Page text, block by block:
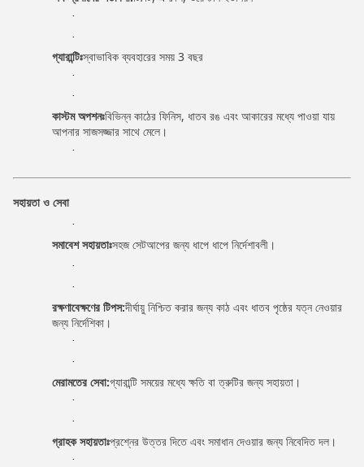
·
·
গ্যারান্টিঃস্বাভাবিক ব্যবহারের সময় 3 বছর
·
·
কাস্টম অপশনঃবিভিন্ন কাঠের ফিনিস, ধাতব রঙ এবং আকারের মধ্যে পাওয়া যায়
আপনার সাজসজ্জার সাথে মেলে।
·
সহায়তা ও সেবা
·
সমাবেশ সহায়তাঃসহজ সেটআপের জন্য ধাপে ধাপে নির্দেশাবলী।
·
·
রক্ষণাবেক্ষণের টিপস:দীর্ঘায়ু নিশ্চিত করার জন্য কাঠ এবং ধাতব পৃষ্ঠের যত্ন নেওয়ার
জন্য নির্দেশিকা।
·
·
মেরামতের সেবা:গ্যারান্টি সময়ের মধ্যে ক্ষতি বা ত্রুটির জন্য সহায়তা।
·
·
গ্রাহক সহায়তাঃপ্রশ্নের উত্তর দিতে এবং সমাধান দেওয়ার জন্য নিবেদিত দল।
·